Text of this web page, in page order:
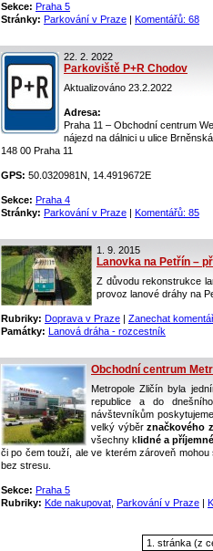
Sekce: Praha 5
Stránky: Parkování v Praze | Komentářů: 68
22. 2. 2022
Parkoviště P+R Chodov
Aktualizováno 23.2.2022
Adresa:
Praha 11 – Obchodní centrum
nájezd na dálnici u ulice Brněnská
148 00 Praha 11
GPS: 50.0320981N, 14.4919672E
Sekce: Praha 4
Stránky: Parkování v Praze | Komentářů: 85
1. 9. 2015
Lanovka na Petřín –
Z důvodu rekonstrukce
provoz lanové dráhy na
Rubriky: Doprava v Praze | Zanechat
Památky: Lanová dráha - rozcestník
Obchodní centrum
Metropole Zličín byla
republice a do
návštevníkům
velký výběrznačkového
všechny klidné a
či po čem touží, ale ve kterém zároveň
bez stresu.
Sekce: Praha 5
Rubriky: Kde nakupovat Parkování v Praze |
1. stránka (z